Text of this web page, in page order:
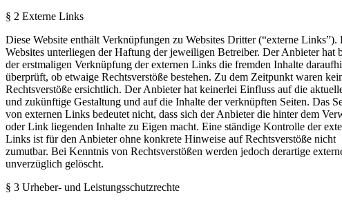
§ 2 Externe Links
Diese Website enthält Verknüpfungen zu Websites Dritter (“externe Links”).
Websites unterliegen der Haftung der jeweiligen Betreiber. Der Anbieter hat
der erstmaligen Verknüpfung der externen Links die fremden Inhalte
überprüft, ob etwaige Rechtsverstöße bestehen. Zu dem Zeitpunkt waren
Rechtsverstöße ersichtlich. Der Anbieter hat keinerlei Einfluss auf die
und zukünftige Gestaltung und auf die Inhalte der verknüpften Seiten. Das
von externen Links bedeutet nicht, dass sich der Anbieter die hinter dem
oder Link liegenden Inhalte zu Eigen macht. Eine ständige Kontrolle der
Links ist für den Anbieter ohne konkrete Hinweise auf Rechtsverstöße nicht
zumutbar. Bei Kenntnis von Rechtsverstößen werden jedoch derartige
unverzüglich gelöscht.
§ 3 Urheber- und Leistungsschutzrechte